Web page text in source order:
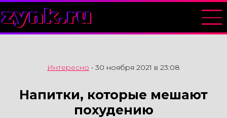
zynk.ru
Интересно • 30 ноября 2021 в 23:08
Напитки, которые мешают
похудению